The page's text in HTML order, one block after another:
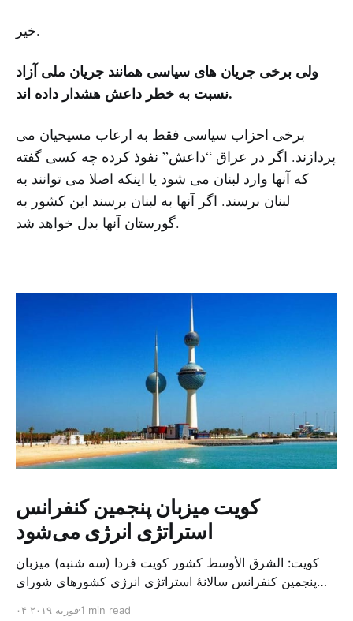
خیر.
ولی برخی جریان های سیاسی همانند جریان ملی آزاد
نسبت به خطر داعش هشدار داده اند.
برخی احزاب سیاسی فقط به ارعاب مسیحیان می
پردازند. اگر در عراق “داعش” نفوذ کرده چه کسی گفته
که آنها وارد لبنان می شود یا اینکه اصلا می توانند به
لبنان برسند. اگر آنها به لبنان برسند این کشور به
گورستان آنها بدل خواهد شد.
کویت میزبان پنجمین کنفرانس
استراتژی انرژی می‌شود
کویت: الشرق الأوسط کشور کویت فردا (سه شنبه) میزبان
پنجمین کنفرانس سالانهٔ استراتژی انرژی کشورهای شورای
۰۴ فوریه ۲۰۱۹1 min read